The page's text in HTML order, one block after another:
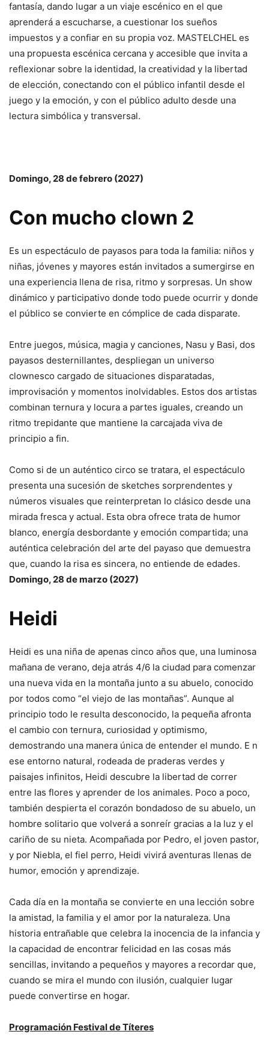
fantasía, dando lugar a un viaje escénico en el que
aprenderá a escucharse, a cuestionar los sueños
impuestos y a confiar en su propia voz. MASTELCHEL es
una propuesta escénica cercana y accesible que invita a
reflexionar sobre la identidad, la creatividad y la libertad
de elección, conectando con el público infantil desde el
juego y la emoción, y con el público adulto desde una
lectura simbólica y transversal.
Domingo, 28 de febrero (2027)
Con mucho clown 2
Es un espectáculo de payasos para toda la familia: niños y
niñas, jóvenes y mayores están invitados a sumergirse en
una experiencia llena de risa, ritmo y sorpresas. Un show
dinámico y participativo donde todo puede ocurrir y donde
el público se convierte en cómplice de cada disparate.
Entre juegos, música, magia y canciones, Nasu y Basi, dos
payasos desternillantes, despliegan un universo
clownesco cargado de situaciones disparatadas,
improvisación y momentos inolvidables. Estos dos artistas
combinan ternura y locura a partes iguales, creando un
ritmo trepidante que mantiene la carcajada viva de
principio a fin.
Como si de un auténtico circo se tratara, el espectáculo
presenta una sucesión de sketches sorprendentes y
números visuales que reinterpretan lo clásico desde una
mirada fresca y actual. Esta obra ofrece trata de humor
blanco, energía desbordante y emoción compartida; una
auténtica celebración del arte del payaso que demuestra
que, cuando la risa es sincera, no entiende de edades.
Domingo, 28 de marzo (2027)
Heidi
Heidi es una niña de apenas cinco años que, una luminosa
mañana de verano, deja atrás 4/6 la ciudad para comenzar
una nueva vida en la montaña junto a su abuelo, conocido
por todos como “el viejo de las montañas”. Aunque al
principio todo le resulta desconocido, la pequeña afronta
el cambio con ternura, curiosidad y optimismo,
demostrando una manera única de entender el mundo. E n
ese entorno natural, rodeada de praderas verdes y
paisajes infinitos, Heidi descubre la libertad de correr
entre las flores y aprender de los animales. Poco a poco,
también despierta el corazón bondadoso de su abuelo, un
hombre solitario que volverá a sonreír gracias a la luz y el
cariño de su nieta. Acompañada por Pedro, el joven pastor,
y por Niebla, el fiel perro, Heidi vivirá aventuras llenas de
humor, emoción y aprendizaje.
Cada día en la montaña se convierte en una lección sobre
la amistad, la familia y el amor por la naturaleza. Una
historia entrañable que celebra la inocencia de la infancia y
la capacidad de encontrar felicidad en las cosas más
sencillas, invitando a pequeños y mayores a recordar que,
cuando se mira el mundo con ilusión, cualquier lugar
puede convertirse en hogar.
Programación Festival de Títeres